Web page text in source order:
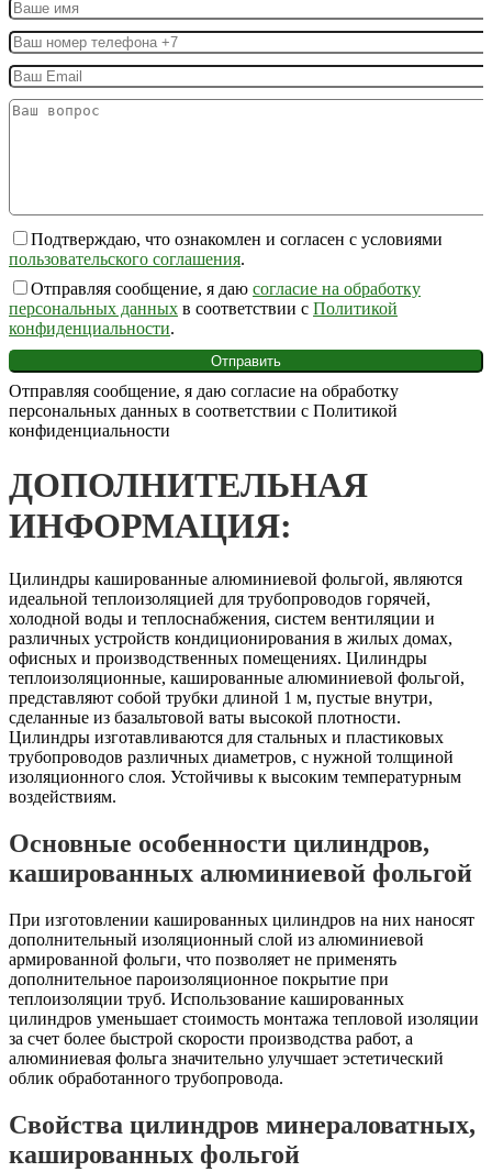
Подтверждаю, что ознакомлен и согласен с условиями
пользовательского соглашения.
Отправляя сообщение, я даю согласие на обработку
персональных данных в соответствии с Политикой
конфиденциальности.
Отправляя сообщение, я даю согласие на обработку
персональных данных в соответствии с Политикой
конфиденциальности
ДОПОЛНИТЕЛЬНАЯ
ИНФОРМАЦИЯ:
Цилиндры кашированные алюминиевой фольгой, являются
идеальной теплоизоляцией для трубопроводов горячей,
холодной воды и теплоснабжения, систем вентиляции и
различных устройств кондиционирования в жилых домах,
офисных и производственных помещениях. Цилиндры
теплоизоляционные, кашированные алюминиевой фольгой,
представляют собой трубки длиной 1 м, пустые внутри,
сделанные из базальтовой ваты высокой плотности.
Цилиндры изготавливаются для стальных и пластиковых
трубопроводов различных диаметров, с нужной толщиной
изоляционного слоя. Устойчивы к высоким температурным
воздействиям.
Основные особенности цилиндров,
кашированных алюминиевой фольгой
При изготовлении кашированных цилиндров на них наносят
дополнительный изоляционный слой из алюминиевой
армированной фольги, что позволяет не применять
дополнительное пароизоляционное покрытие при
теплоизоляции труб. Использование кашированных
цилиндров уменьшает стоимость монтажа тепловой изоляции
за счет более быстрой скорости производства работ, а
алюминиевая фольга значительно улучшает эстетический
облик обработанного трубопровода.
Свойства цилиндров минераловатных,
кашированных фольгой